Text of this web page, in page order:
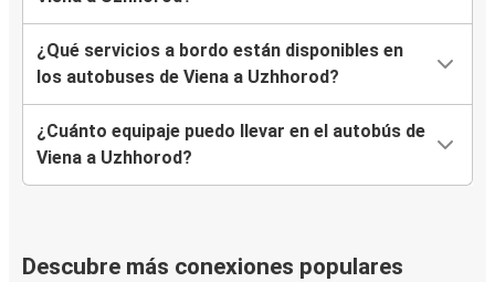
¿Qué servicios a bordo están disponibles en
los autobuses de Viena a Uzhhorod?
¿Cuánto equipaje puedo llevar en el autobús de
Viena a Uzhhorod?
Descubre más conexiones populares